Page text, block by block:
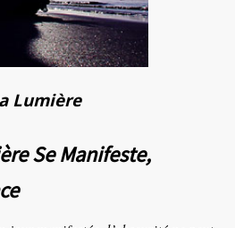
Lumière
Se Manifeste,